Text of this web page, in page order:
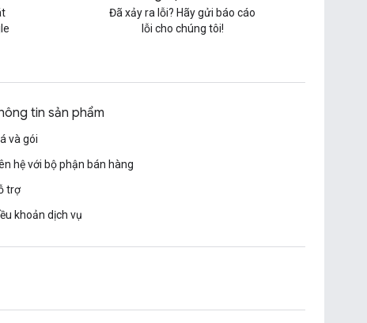
Đã xảy ra lỗi? Hãy gửi báo cáo
lỗi cho chúng tôi!
tin sản phẩm
và gói
hệ với bộ phận bán hàng
trợ
khoản dịch vụ